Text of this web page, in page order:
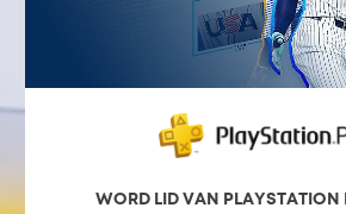
WORD LID VAN PLAYSTATION